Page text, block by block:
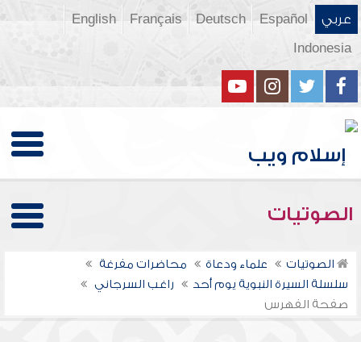
عربي Español
Deutsch
Français
English
Indonesia
الصوتيات
الصوتيات علماء ودعاة
محاضرات مفرغة
سلسلة السيرة النبوية يوم أحد
راغب السرجاني
صفحة الفهرس